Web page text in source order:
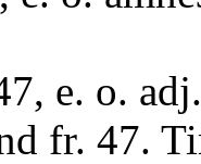
e. o.
fr. 47.